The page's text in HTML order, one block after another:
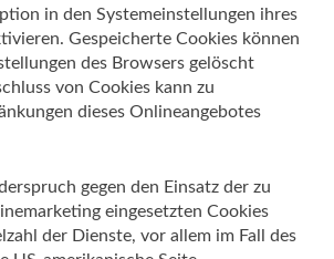
in den Systemeinstellungen ihres
Gespeicherte Cookies können
des Browsers gelöscht
von Cookies kann zu
dieses Onlineangebotes
gegen den Einsatz der zu
eingesetzten Cookies
der Dienste, vor allem im Fall des